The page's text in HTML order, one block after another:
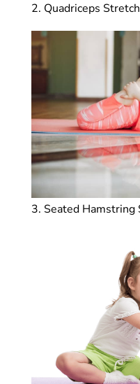
2. Quadriceps
3. Seated Hamstring